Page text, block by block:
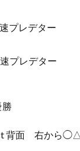
プレデター
プレデター
勝
背面 右から